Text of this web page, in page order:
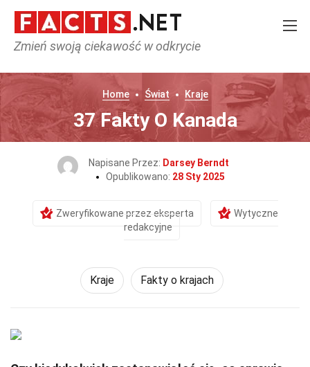
Zmień swoją ciekawość w odkrycie
Home Świat Kraje
37 Fakty O Kanada
Napisane Przez: Darsey Berndt
Opublikowano: 28 Sty 2025
Zweryfikowane przez eksperta
Wytyczne
redakcyjne
Kraje Fakty o krajach